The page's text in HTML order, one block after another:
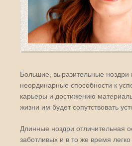
Большие, выразительные ноздри
неординарные способности к
карьеры и достижению
жизни им будет сопутствовать
Длинные ноздри отличительная
заботливых и в то же время